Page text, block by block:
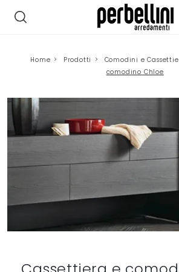
Home > Prodotti > Comodini e
comodino Chloe